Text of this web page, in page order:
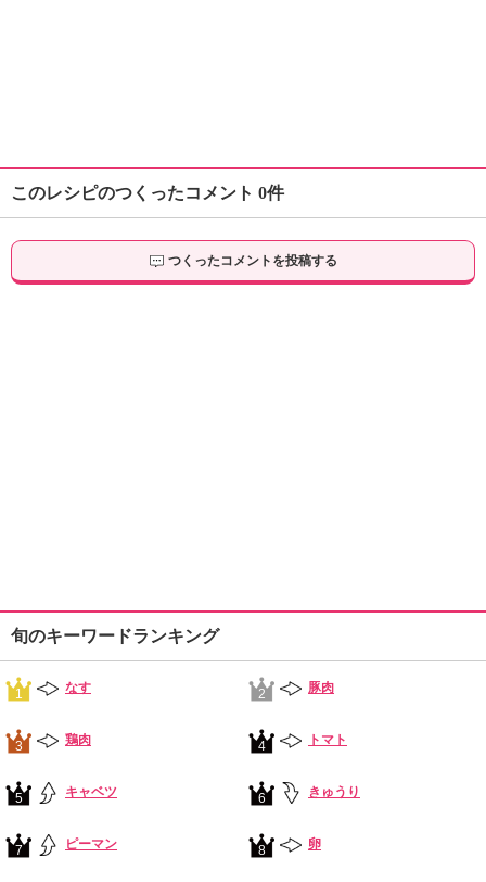
このレシピのつくったコメント 0件
つくったコメントを投稿する
旬のキーワードランキング
1 なす 2 豚肉
3 鶏肉 4 トマト
5 キャベツ 6 きゅうり
7 ピーマン 8 卵